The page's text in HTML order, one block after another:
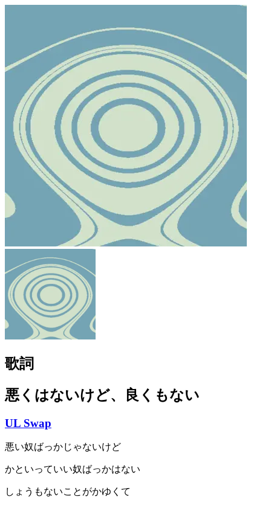
歌詞
悪くはないけど、良くもない
UL Swap
悪い奴ばっかじゃないけど
かといっていい奴ばっかはない
しょうもないことがかゆくて